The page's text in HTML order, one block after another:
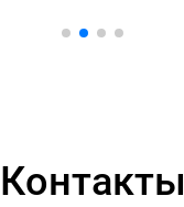
Контакты